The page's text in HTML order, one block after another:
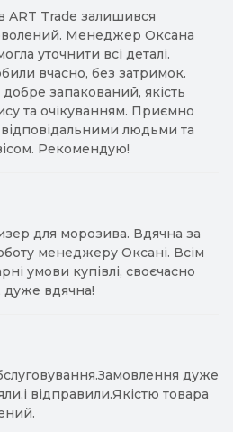
ART Trade залишився
Менеджер Оксана
уточнити всі деталі.
вчасно, без затримок.
запакований, якість
та очікуванням. Приємно
людьми та
Рекомендую!
для морозива. Вдячна за
менеджеру Оксані. Всім
умови купівлі, своєчасно
дуже вдячна!
дуже
відправили.Якістю товара